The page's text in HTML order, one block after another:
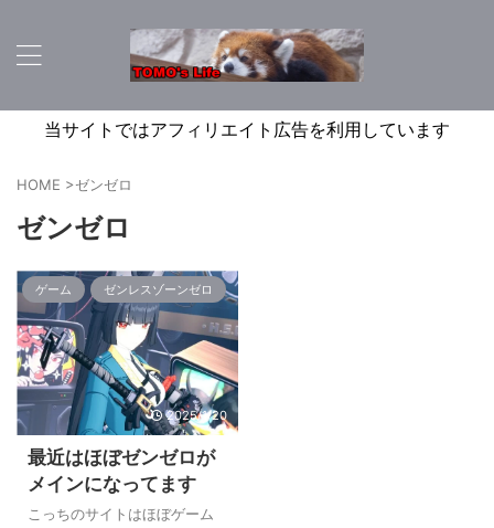
当サイトではアフィリエイト広告を利用しています
HOME >ゼンゼロ
ゼンゼロ
ゲーム ゼンレスゾーンゼロ
2025/1/20
最近はほぼゼンゼロが
メインになってます
こっちのサイトはほぼゲーム